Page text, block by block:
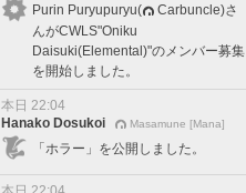
Purin Puryupuryu(
Carbuncle)さ
んがCWLS"Oniku
Daisuki(Elemental)"のメンバー募集
を開始しました。
本日 22:04
Hanako Dosukoi
Masamune [Mana]
「ホラー」を公開しました。